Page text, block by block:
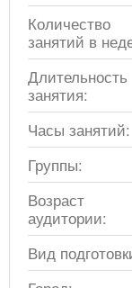
Количество
занятий в
Длительность
занятия:
Часы занятий:
Группы:
Возраст
аудитории:
Вид